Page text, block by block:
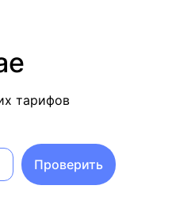
тарифов
Проверить